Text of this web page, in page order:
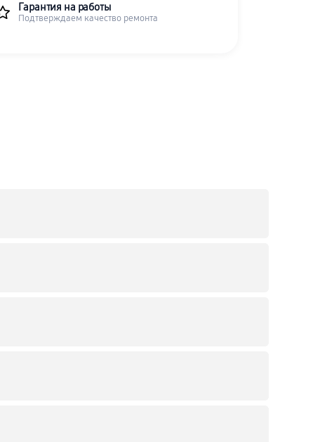
Гарантия на работы
Подтверждаем качество ремонта